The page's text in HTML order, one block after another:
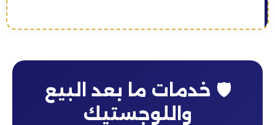
🛡️ خدمات ما بعد البيع
واللوجستيك